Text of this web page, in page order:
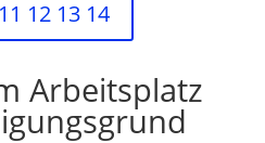
12 13 14
Arbeitsplatz